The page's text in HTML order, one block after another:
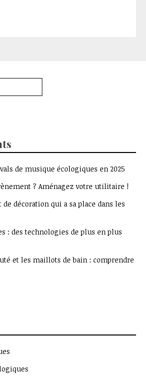
de musique écologiques en 2025
? Aménagez votre utilitaire !
décoration qui a sa place dans les
: des technologies de plus en plus
et les maillots de bain : comprendre